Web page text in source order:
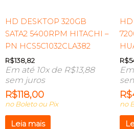
HD DESKTOP 320GB
SATA2 5400RPM HITACHI –
PN HCS5C1032CLA382
R$138,82
Em até 10x de R$13,88
sem juros
R$118,00
no Boleto ou Pix
Leia mais
HD
R$
R$
no